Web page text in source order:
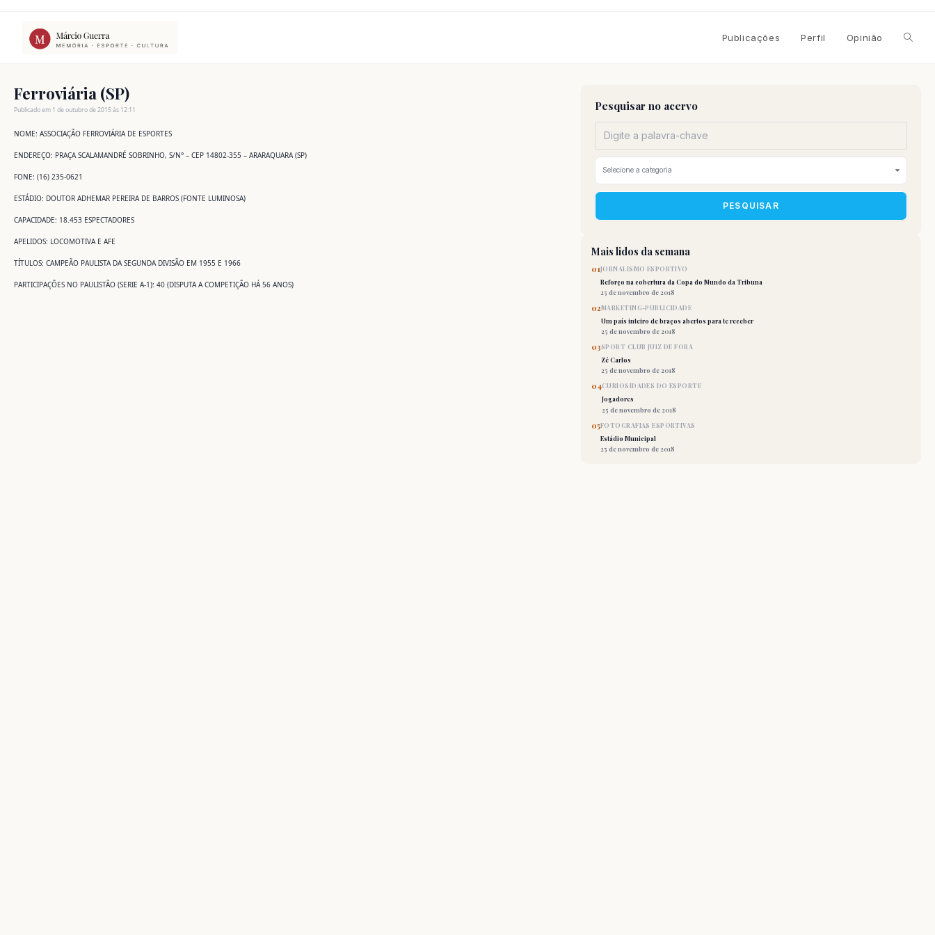
conteúdo
Publicações Perfil Opinião
site
Publicado em 1 de outubro de 2015 às 12:11
NOME: ASSOCIAÇÃO FERROVIÁRIA DE ESPORTES
ENDEREÇO: PRAÇA SCALAMANDRÉ SOBRINHO, S/N° – CEP 14802-355 – ARARAQUARA (SP)
FONE: (16) 235-0621
ESTÁDIO: DOUTOR ADHEMAR PEREIRA DE BARROS (FONTE LUMINOSA)
CAPACIDADE: 18.453 ESPECTADORES
APELIDOS: LOCOMOTIVA E AFE
TÍTULOS: CAMPEÃO PAULISTA DA SEGUNDA DIVISÃO EM 1955 E 1966
PARTICIPAÇÕES NO PAULISTÃO (SERIE A-1): 40 (DISPUTA A COMPETIÇÃO HÁ 56 ANOS)
Pesquisar no acervo
PESQUISAR
Mais lidos da semana
01JORNALISMO ESPORTIVO
Reforço na cobertura da Copa do Mundo da Tribuna
25 de novembro de 2018
02MARKETING-PUBLICIDADE
Um país inteiro de braços abertos para te receber
25 de novembro de 2018
03SPORT CLUB JUIZ DE FORA
Zé Carlos
25 de novembro de 2018
04CURIOSIDADES DO ESPORTE
Jogadores
25 de novembro de 2018
05FOTOGRAFIAS ESPORTIVAS
Estádio Municipal
25 de novembro de 2018